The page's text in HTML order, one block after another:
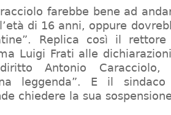
farebbe bene ad
di 16 anni, oppure
Replica così il rettore
Luigi Frati alle
Antonio
leggenda”. E il
chiedere la sua